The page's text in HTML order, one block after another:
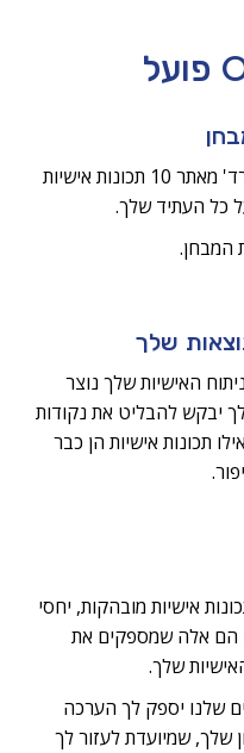
פועל
'ניתוח היכולת של אוקספורד' מאתר 10 תכונות אישיות
כל העתיד שלך.
המבחן.
שלך
האישיות שלך נוצר
יבקש להבליט את נקודות
תכונות אישיות הן כבר
אישיות מובהקות, יחסי
הם אלה שמספקים את
שלך.
שלנו יספק לך הערכה
שלך, שמיועדת לעזור לך